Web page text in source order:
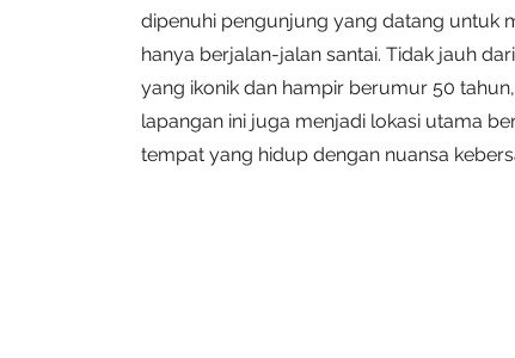
dipenuhi pengunjung yang datang untuk
hanya berjalan-jalan santai. Tidak jauh
yang ikonik dan hampir berumur 50
lapangan ini juga menjadi lokasi utama
tempat yang hidup dengan nuansa